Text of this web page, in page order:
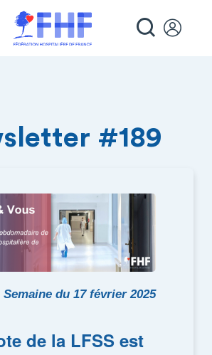
#189
des cookies